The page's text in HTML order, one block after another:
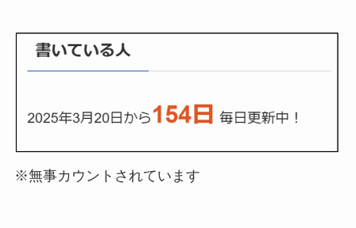
※無事カウントされています